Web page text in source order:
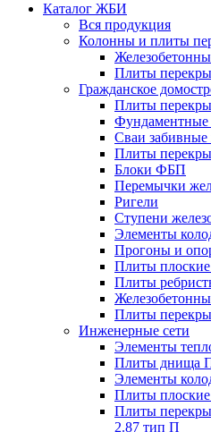
Каталог ЖБИ
Вся продукция
Колонны и плиты
Плиты
Гражданское
Плиты
Сваи забивные
Плиты
Блоки ФБП
Перемычки
Ригели
Ступени
Элементы
Прогоны и
Плиты
Плиты
Плиты
Инженерные сети
Элементы
Плиты днища
Элементы
Плиты
Плиты
2.87 тип П